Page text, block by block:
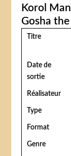
Korol
Gosha
Titre
Date de
sortie
Réalisateur
Type
Format
Genre